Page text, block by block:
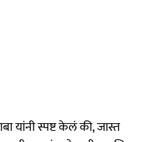
यांनी स्पष्ट केलं की, जास्त